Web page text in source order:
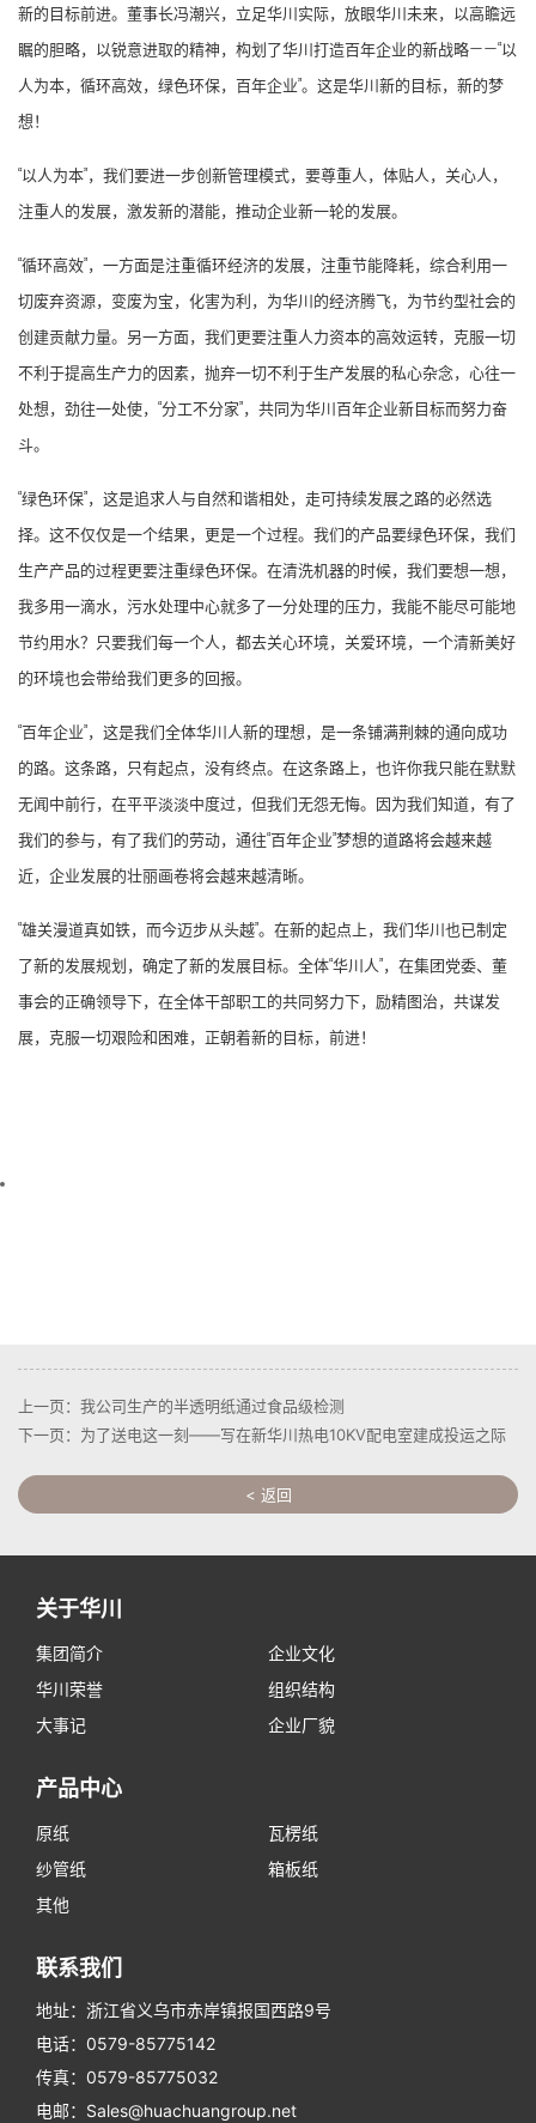
新的目标前进。董事长冯潮兴，立足华川实际，放眼华川未来，以高瞻远
瞩的胆略，以锐意进取的精神，构划了华川打造百年企业的新战略——“以
人为本，循环高效，绿色环保，百年企业”。这是华川新的目标，新的梦
想！
“以人为本”，我们要进一步创新管理模式，要尊重人，体贴人，关心人，
注重人的发展，激发新的潜能，推动企业新一轮的发展。
“循环高效”，一方面是注重循环经济的发展，注重节能降耗，综合利用一
切废弃资源，变废为宝，化害为利，为华川的经济腾飞，为节约型社会的
创建贡献力量。另一方面，我们更要注重人力资本的高效运转，克服一切
不利于提高生产力的因素，抛弃一切不利于生产发展的私心杂念，心往一
处想，劲往一处使，“分工不分家”，共同为华川百年企业新目标而努力奋
斗。
“绿色环保”，这是追求人与自然和谐相处，走可持续发展之路的必然选
择。这不仅仅是一个结果，更是一个过程。我们的产品要绿色环保，我们
生产产品的过程更要注重绿色环保。在清洗机器的时候，我们要想一想，
我多用一滴水，污水处理中心就多了一分处理的压力，我能不能尽可能地
节约用水？只要我们每一个人，都去关心环境，关爱环境，一个清新美好
的环境也会带给我们更多的回报。
“百年企业”，这是我们全体华川人新的理想，是一条铺满荆棘的通向成功
的路。这条路，只有起点，没有终点。在这条路上，也许你我只能在默默
无闻中前行，在平平淡淡中度过，但我们无怨无悔。因为我们知道，有了
我们的参与，有了我们的劳动，通往“百年企业”梦想的道路将会越来越
近，企业发展的壮丽画卷将会越来越清晰。
“雄关漫道真如铁，而今迈步从头越”。在新的起点上，我们华川也已制定
了新的发展规划，确定了新的发展目标。全体“华川人”，在集团党委、董
事会的正确领导下，在全体干部职工的共同努力下，励精图治，共谋发
展，克服一切艰险和困难，正朝着新的目标，前进！
上一页：我公司生产的半透明纸通过食品级检测
下一页：为了送电这一刻——写在新华川热电10KV配电室建成投运之际
< 返回
关于华川
集团简介
企业文化
华川荣誉
组织结构
大事记
企业厂貌
产品中心
原纸
瓦楞纸
纱管纸
箱板纸
其他
联系我们
地址：浙江省义乌市赤岸镇报国西路9号
电话：0579-85775142
传真：0579-85775032
电邮：Sales@huachuangroup.net